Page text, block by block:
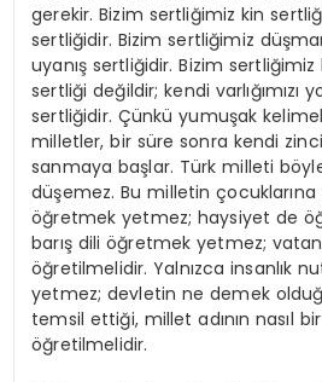
gerekir. Bizim sertliğimiz kin
sertliğidir. Bizim sertliğimiz
uyanış sertliğidir. Bizim sertliğimiz
sertliği değildir; kendi varlığımızı
sertliğidir. Çünkü yumuşak
milletler, bir süre sonra kendi
sanmaya başlar. Türk milleti
düşemez. Bu milletin çocuklarına
öğretmek yetmez; haysiyet de
barış dili öğretmek yetmez;
öğretilmelidir. Yalnızca insanlık
yetmez; devletin ne demek
temsil ettiği, millet adının nasıl
öğretilmelidir.